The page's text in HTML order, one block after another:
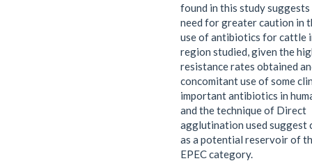
found in this study
need for greater caution in
use of antibiotics for cattle
region studied, given the
resistance rates obtained
concomitant use of some
important antibiotics in
and the technique of Direct
agglutination used suggest
as a potential reservoir of
EPEC category.